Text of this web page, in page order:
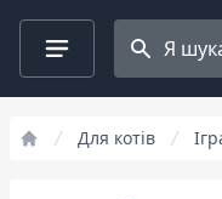
Search
Для котів